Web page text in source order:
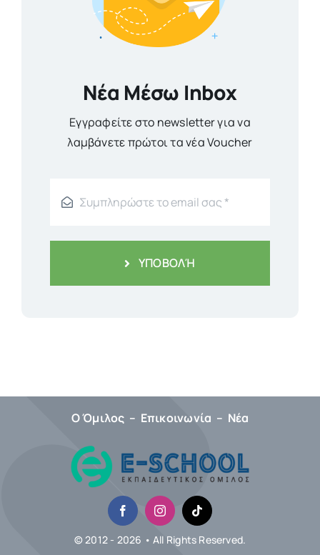
Νέα Μέσω Inbox
Εγγραφείτε στο newsletter για να
λαμβάνετε πρώτοι τα νέα Voucher
ΥΠΟΒΟΛΉ
Ο Όμιλος – Επικοινωνία – Νέα
© 2012 - 2026 • All Rights Reserved.